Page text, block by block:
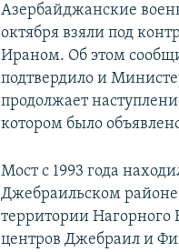
Азербайджанские
октября взяли под
Ираном. Об этом
подтвердило и
продолжает
котором было
Мост с 1993 года
Джебраильском районе
территории Нагорного
центров Джебраил и